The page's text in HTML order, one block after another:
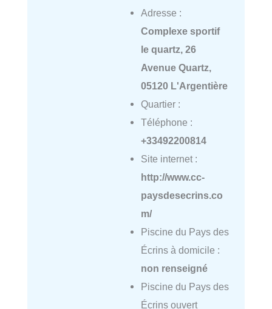
Adresse :
Complexe sportif
le quartz, 26
Avenue Quartz,
05120 L'Argentière
Quartier :
Téléphone :
+33492200814
Site internet :
http://www.cc-
paysdesecrins.co
m/
Piscine du Pays des
Écrins à domicile :
non renseigné
Piscine du Pays des
Écrins ouvert